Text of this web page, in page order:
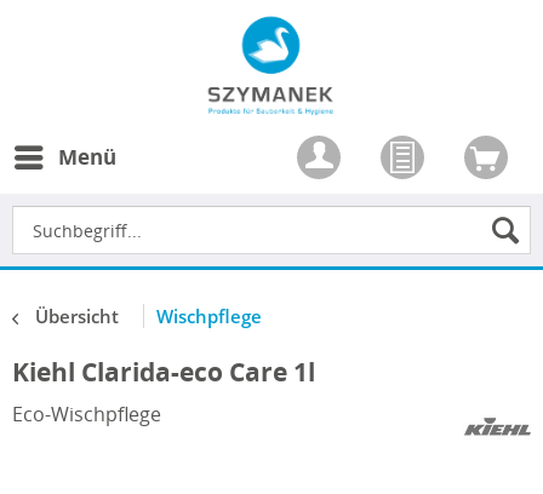
Menü
Übersicht Wischpflege
Kiehl Clarida-eco Care 1l
Eco-Wischpflege